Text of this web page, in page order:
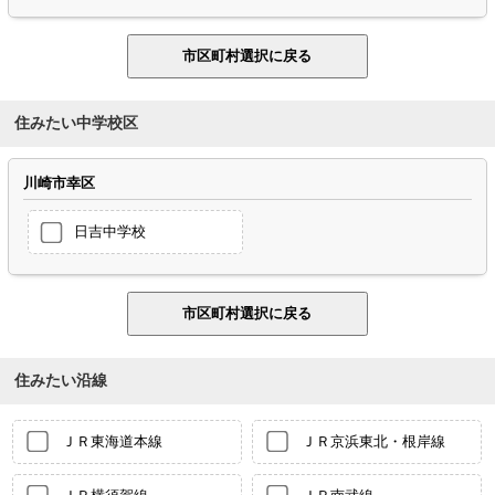
住みたい中学校区
川崎市幸区
日吉中学校
住みたい沿線
ＪＲ東海道本線 ＪＲ京浜東北・根岸線